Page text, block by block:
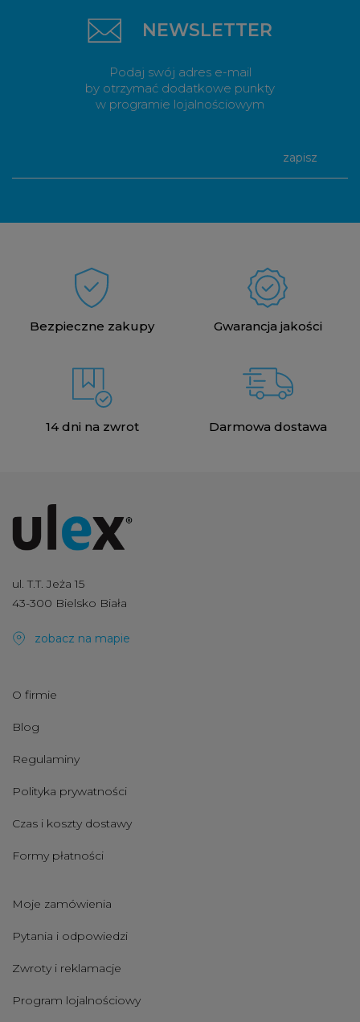
NEWSLETTER
Podaj swój adres e-mail
by otrzymać dodatkowe punkty
w programie lojalnościowym
zapisz
Bezpieczne zakupy Gwarancja jakości
14 dni na zwrot Darmowa dostawa
ul. T.T. Jeża 15
43-300 Bielsko Biała
zobacz na mapie
O firmie
Blog
Regulaminy
Polityka prywatności
Czas i koszty dostawy
Formy płatności
Moje zamówienia
Pytania i odpowiedzi
Zwroty i reklamacje
Program lojalnościowy